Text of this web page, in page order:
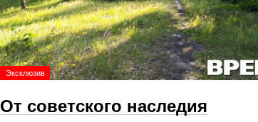
Эксклюзив
От советского наследия